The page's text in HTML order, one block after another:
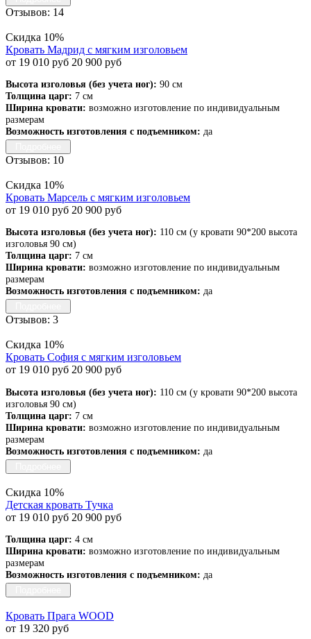
Отзывов: 14
Скидка 10%
Кровать Мадрид с мягким изголовьем
от 19 010 руб 20 900 руб
Высота изголовья (без учета ног): 90 см
Толщина царг: 7 см
Ширина кровати: возможно изготовление по индивидуальным
размерам
Возможность изготовления с подъемником: да
Отзывов: 10
Скидка 10%
Кровать Марсель с мягким изголовьем
от 19 010 руб 20 900 руб
Высота изголовья (без учета ног): 110 см (у кровати 90*200 высота
изголовья 90 см)
Толщина царг: 7 см
Ширина кровати: возможно изготовление по индивидуальным
размерам
Возможность изготовления с подъемником: да
Отзывов: 3
Скидка 10%
Кровать София с мягким изголовьем
от 19 010 руб 20 900 руб
Высота изголовья (без учета ног): 110 см (у кровати 90*200 высота
изголовья 90 см)
Толщина царг: 7 см
Ширина кровати: возможно изготовление по индивидуальным
размерам
Возможность изготовления с подъемником: да
Скидка 10%
Детская кровать Тучка
от 19 010 руб 20 900 руб
Толщина царг: 4 см
Ширина кровати: возможно изготовление по индивидуальным
размерам
Возможность изготовления с подъемником: да
Кровать Прага WOOD
от 19 320 руб